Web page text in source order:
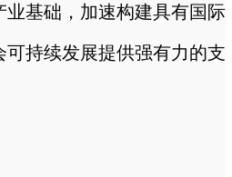
基础，加速构建具有国际
持续发展提供强有力的支